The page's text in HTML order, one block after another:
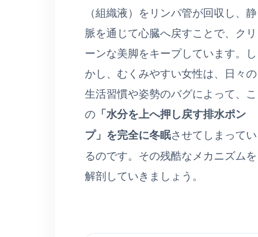
（組織液）をリンパ管が回収し、静
脈を通じて心臓へ戻すことで、クリ
ーンな美脚をキープしています。し
かし、むくみやすい女性は、日々の
生活習慣や姿勢のバグによって、こ
の 「水分を上へ押し戻す排水ポン
プ」を完全に冬眠させてしまってい
るのです。その残酷なメカニズムを
解剖していきましょう。